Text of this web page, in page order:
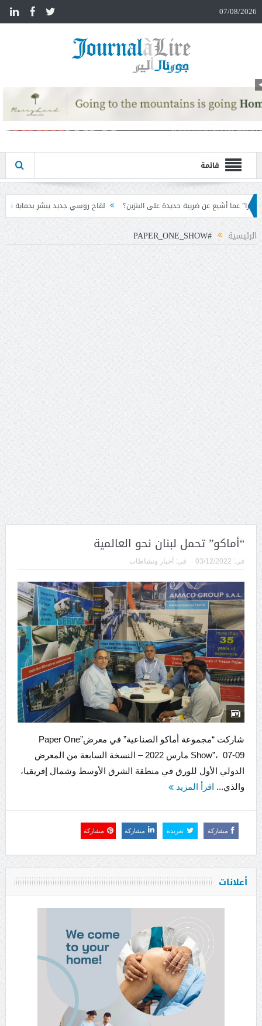
07/08/2026
قائمة
على البنزين؟ لقاح روسي جديد يبشر بحماية قوية من “الإيبولا” المتحورة
الرئيسية #PAPER_ONE_SHOW
“أماكو” تحمل لبنان نحو العالمية
فى: 03/12/2022 فى: أخبار ونشاطات
شاركت “مجموعة أماكو الصناعية” في معرض”Paper One
Show”، 07-09 مارس 2022 – النسخة السابعة من المعرض
الدولي الأول للورق في منطقة الشرق الأوسط وشمال إفريقيا،
والذي... اقرأ المزيد
مشاركة تغريدة مشاركة مشاركة
أعلانات